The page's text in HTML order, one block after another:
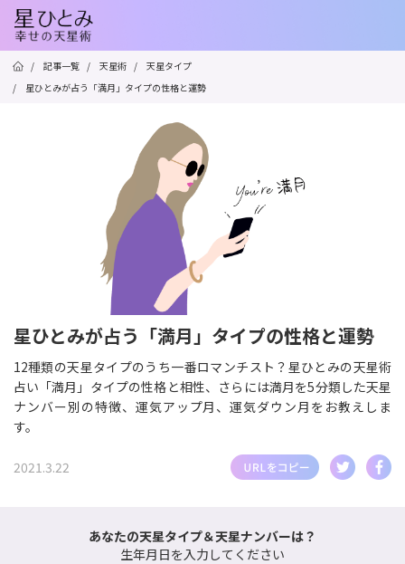
/ 記事一覧 / 天星術 /
天星タイプ
/
星ひとみが占う「満月」タイプの性格と運勢
星ひとみが占う「満月」タイプの性格と運勢
12種類の天星タイプのうち一番ロマンチスト？星ひとみの天星術
占い「満月」タイプの性格と相性、さらには満月を5分類した天星
ナンバー別の特徴、運気アップ月、運気ダウン月をお教えしま
す。
2021.3.22
あなたの天星タイプ＆天星ナンバーは？
生年月日を入力してください